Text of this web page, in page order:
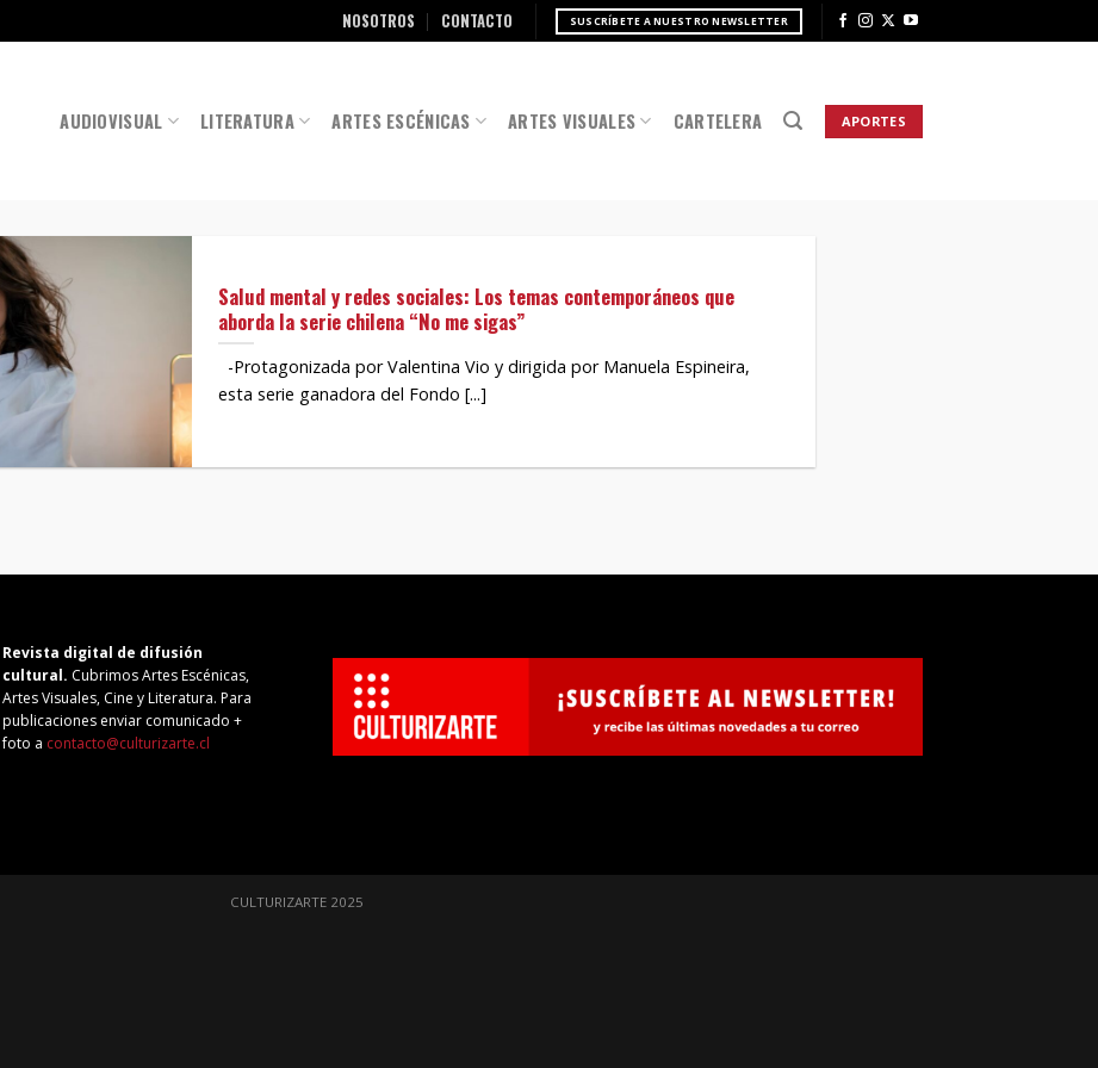
NOSOTROS CONTACTO SUSCRÍBETE A NUESTRO NEWSLETTER
AUDIOVISUAL LITERATURA ARTES ESCÉNICAS ARTES VISUALES CARTELERA APORTES
Salud mental y redes sociales: Los temas contemporáneos que
aborda la serie chilena “No me sigas”
-Protagonizada por Valentina Vio y dirigida por Manuela Espineira,
esta serie ganadora del Fondo [...]
Revista digital de difusión
cultural. Cubrimos Artes Escénicas,
Artes Visuales, Cine y Literatura. Para
publicaciones enviar comunicado +
foto a contacto@culturizarte.cl
CULTURIZARTE 2025